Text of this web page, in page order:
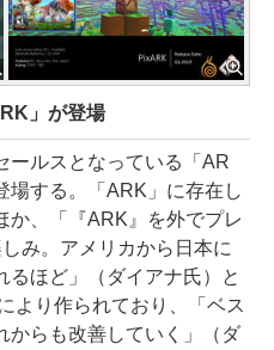
」が登場
ルスとなっている「AR
場する。「ARK」に存在し
か、「『ARK』を外でプレ
み。アメリカから日本に
るほど」（ダイアナ氏）と
より作られており、「ベス
からも改善していく」（ダ